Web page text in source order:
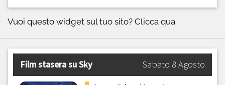
Vuoi questo widget sul tuo sito? Clicca qua